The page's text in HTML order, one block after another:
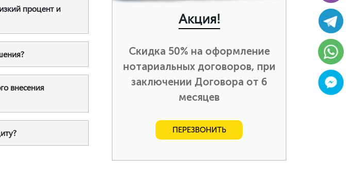
процент и
внесения
Акция!
Скидка 50% на оформление
нотариальных договоров, при
заключении Договора от 6
месяцев
ПЕРЕЗВОНИТЬ